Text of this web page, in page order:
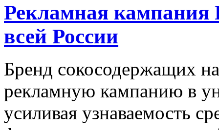
Рекламная
всей России
Бренд сокосодержащих
рекламную кампанию в
усиливая узнаваемость